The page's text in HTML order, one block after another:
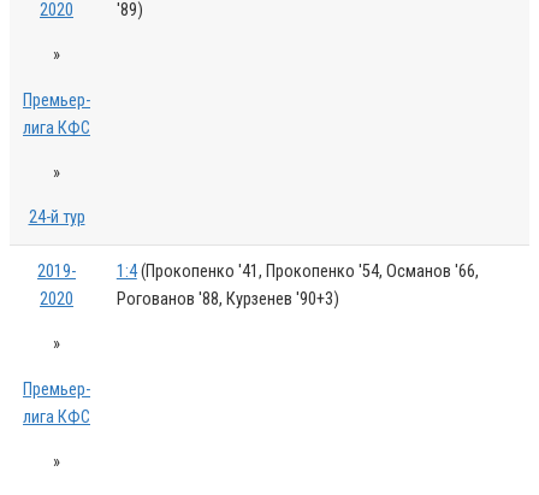
2020
»
Премьер-
лига КФС
»
24-й тур
'89)
2019-
2020
»
Премьер-
лига КФС
»
1:4(Прокопенко '41, Прокопенко '54, Османов '66,
Рогованов '88, Курзенев '90+3)